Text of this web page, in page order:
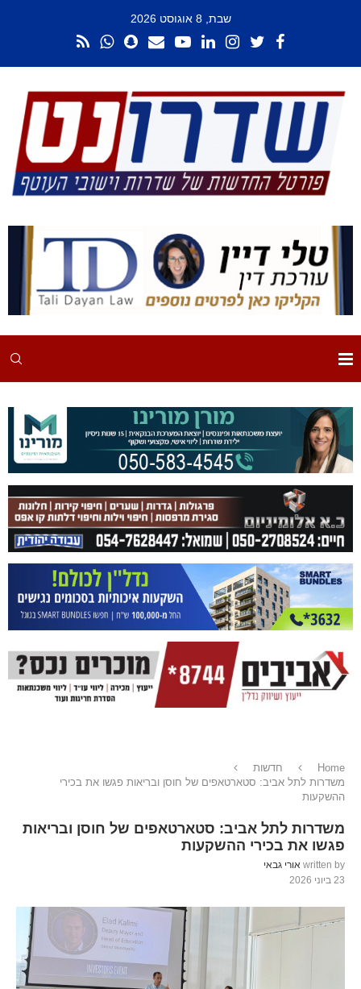
שבת, 8 אוגוסט 2026
Home
חדשות
משדרות לתל אביב: סטארטאפים של חוסן ובריאות פגשו את בכירי
ההשקעות
משדרות לתל אביב: סטארטאפים של חוסן ובריאות
פגשו את בכירי ההשקעות
written by אורי גבאי
23 ביוני 2026